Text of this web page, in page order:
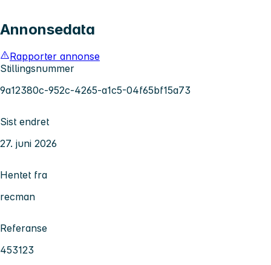
Annonsedata
Rapporter annonse
Stillingsnummer
9a12380c-952c-4265-a1c5-04f65bf15a73
Sist endret
27. juni 2026
Hentet fra
recman
Referanse
453123